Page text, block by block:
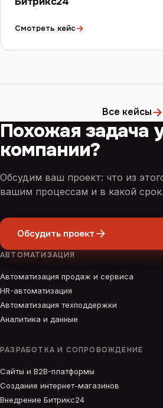
Смотреть кейс→
Все кейсы→
Похожая задача
компании?
Обсудим ваш проект: что из
вашим процессам и в какой срок.
Обсудить проект
АВТОМАТИЗАЦИЯ
Автоматизация продаж и сервиса
HR-автоматизация
Автоматизация техподдержки
Аналитика и данные
РАЗРАБОТКА И СОПРОВОЖДЕНИЕ
Сайты и B2B-платформы
Создание интернет-магазинов
Внедрение Битрикс24